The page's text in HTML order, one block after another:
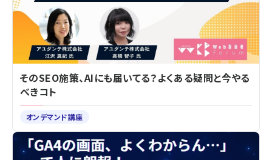
そのSEO施策、AIにも届いてる？よくある疑問と今やる
べきコト
オンデマンド講座